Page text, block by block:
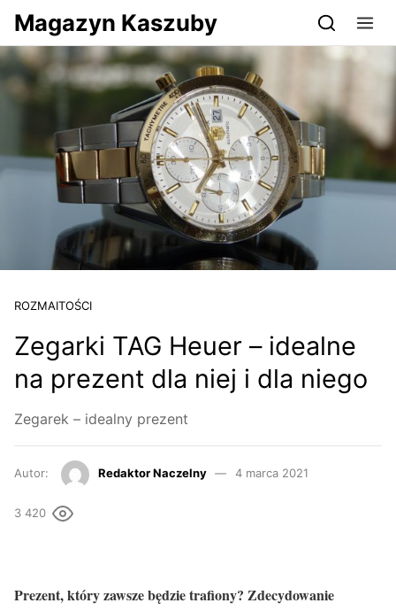
Przejdź do serwisu magazynkaszuby.pl
Magazyn Kaszuby
ROZMAITOŚCI
Zegarki TAG Heuer – idealne
na prezent dla niej i dla niego
Zegarek – idealny prezent
Autor: Redaktor Naczelny 4 marca 2021
3 420
Prezent, który zawsze będzie trafiony? Zdecydowanie